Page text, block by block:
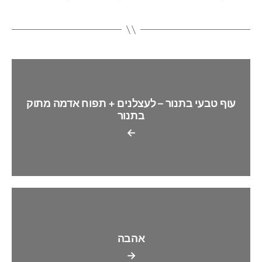
←
עוף טבעי בתנור – לעצלנים + תפוח אדמה מתוק
בתנור
→
אהבה